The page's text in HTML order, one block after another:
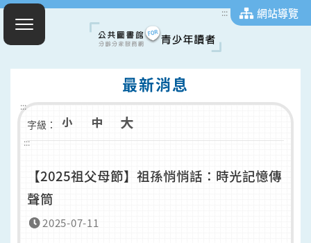
::: 網站導覽
最新消息
:::
字級：
:::
【2025祖父母節】祖孫悄悄話：時光記憶傳
聲筒
2025-07-11